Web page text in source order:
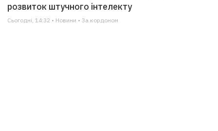
розвиток штучного інтелекту
Сьогодні, 14:32 • Новини • За кордоном